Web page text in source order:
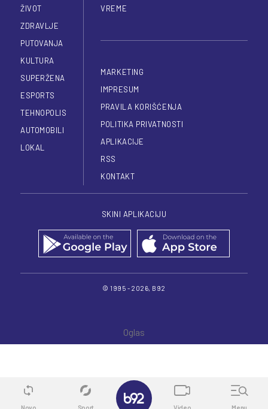
ŽIVOT
ZDRAVLJE
PUTOVANJA
KULTURA
SUPERŽENA
ESPORTS
TEHNOPOLIS
AUTOMOBILI
LOKAL
VREME
MARKETING
IMPRESUM
PRAVILA KORIŠĆENJA
POLITIKA PRIVATNOSTI
APLIKACIJE
RSS
KONTAKT
SKINI APLIKACIJU
© 1995 - 2026, B92
✕